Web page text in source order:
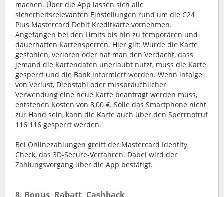
machen. Über die App lassen sich alle
sicherheitsrelevanten Einstellungen rund um die C24
Plus Mastercard Debit Kreditkarte vornehmen.
Angefangen bei den Limits bis hin zu temporären und
dauerhaften Kartensperren. Hier gilt: Wurde die Karte
gestohlen, verloren oder hat man den Verdacht, dass
jemand die Kartendaten unerlaubt nutzt, muss die Karte
gesperrt und die Bank informiert werden. Wenn infolge
von Verlust, Diebstahl oder missbräuchlicher
Verwendung eine neue Karte beantragt werden muss,
entstehen Kosten von 8,00 €. Solle das Smartphone nicht
zur Hand sein, kann die Karte auch über den Sperrnotruf
116 116 gesperrt werden.
Bei Onlinezahlungen greift der Mastercard Identity
Check, das 3D-Secure-Verfahren. Dabei wird der
Zahlungsvorgang über die App bestätigt.